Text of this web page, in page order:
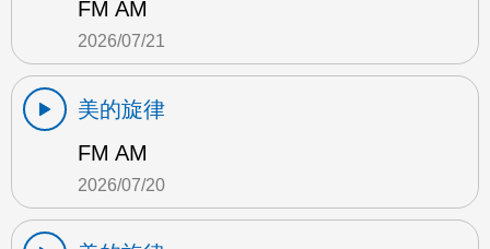
FM AM
2026/07/21
美的旋律
FM AM
2026/07/20